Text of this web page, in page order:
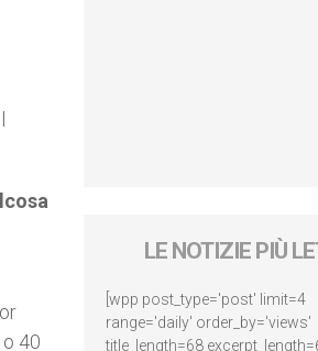
40
LE NOTIZIE PIÙ
[wpp post_type='post' limit=4
range='daily' order_by='views'
title_length=68